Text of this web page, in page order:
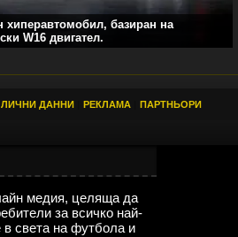
хиперавтомобил, базиран на
W16 двигател.
ЛИЧНИ ДАННИ РЕКЛАМА ПАРТНЬОРИ
медия, целяща да
за всичко най-
света на футбола и